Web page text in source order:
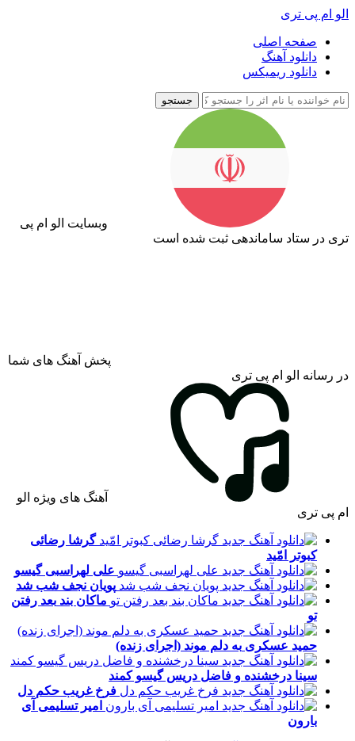
الو ام پی تری
صفحه اصلی
دانلود آهنگ
دانلود ریمیکس
جستجو
وبسایت الو ام پی
تری در ستاد ساماندهی ثبت شده است
پخش آهنگ های شما
در رسانه الو ام پی تری
آهنگ های ویژه الو
ام پی تری
گرشا رضائی
کبوتر امّید
علی لهراسبیگیسو
پویان نجف شب شد
ماکان بند بعد رفتن
تو
حمید عسکری به دلم موند (اجرای زنده)
سینا درخشنده و فاضل دریسگیسو کمند
فرخ غریب حکم دل
امیر تسلیمی آی
بارون